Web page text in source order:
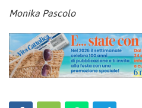
Monika Pascolo